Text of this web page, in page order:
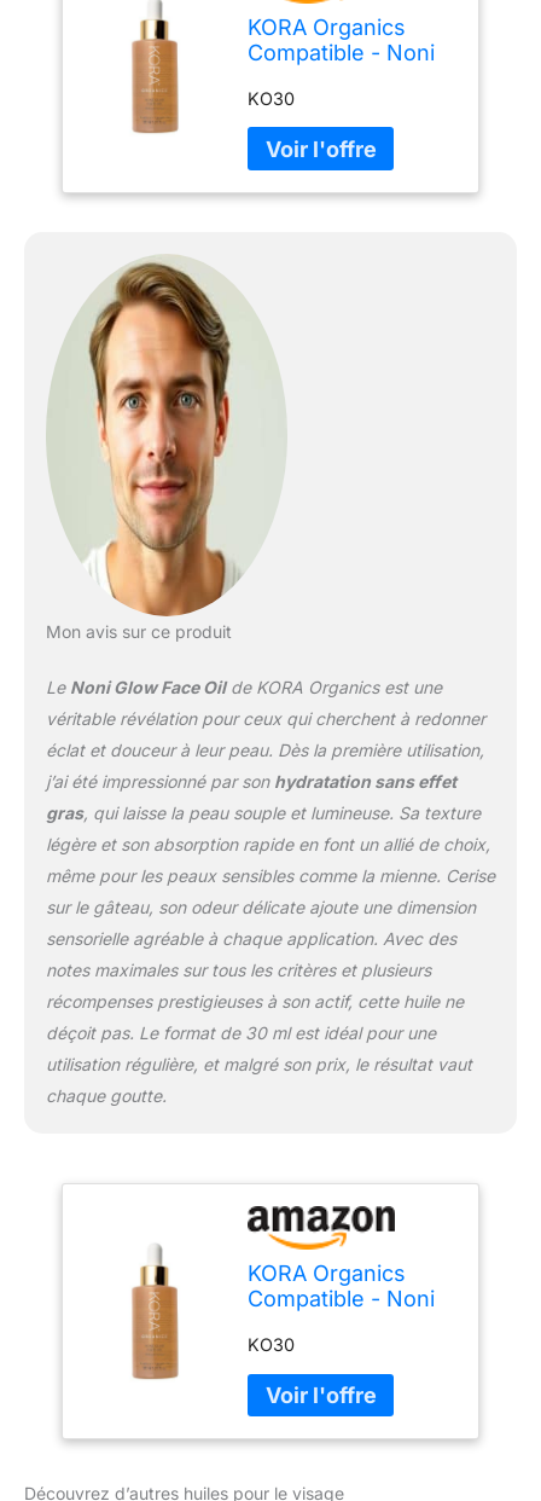
KORA Organics
Compatible - Noni
ML
KO30
Mon avis sur ce produit
Le Noni Glow Face Oilde KORA Organics est une
véritable révélation pour ceux qui cherchent à redonner
éclat et douceur à leur peau. Dès la première utilisation,
j’ai été impressionné par son hydratation sans effet
gras, qui laisse la peau souple et lumineuse. Sa texture
légère et son absorption rapide en font un allié de choix,
même pour les peaux sensibles comme la mienne. Cerise
sur le gâteau, son odeur délicate ajoute une dimension
sensorielle agréable à chaque application. Avec des
notes maximales sur tous les critères et plusieurs
récompenses prestigieuses à son actif, cette huile ne
déçoit pas. Le format de 30 ml est idéal pour une
utilisation régulière, et malgré son prix, le résultat vaut
chaque goutte.
KORA Organics
Compatible - Noni
ML
KO30
Découvrez d’autres huiles pour le visage